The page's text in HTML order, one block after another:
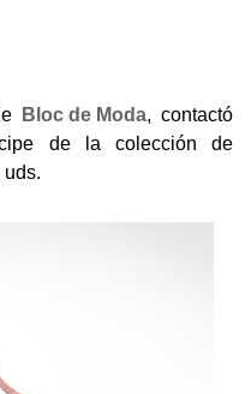
Bloc de Moda, contactó
de la colección de
uds.